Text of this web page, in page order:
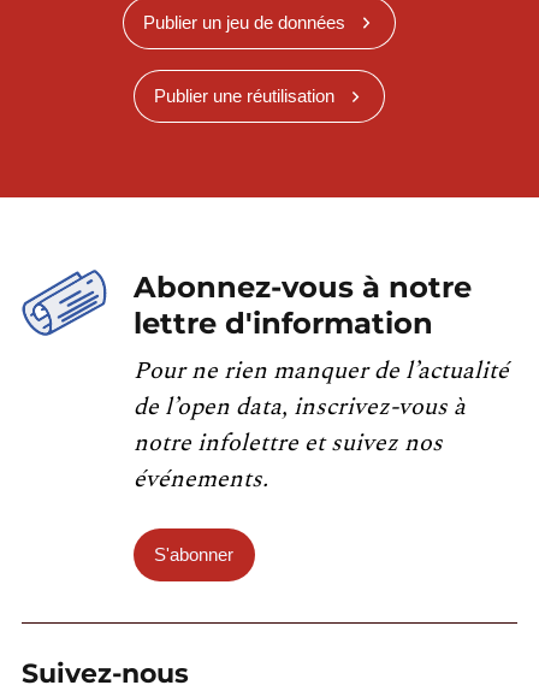
Publier un jeu de données
Publier une réutilisation
Abonnez-vous à notre
lettre d'information
Pour ne rien manquer de l’actualité
de l’open data, inscrivez-vous à
notre infolettre et suivez nos
événements.
S'abonner
Suivez-nous